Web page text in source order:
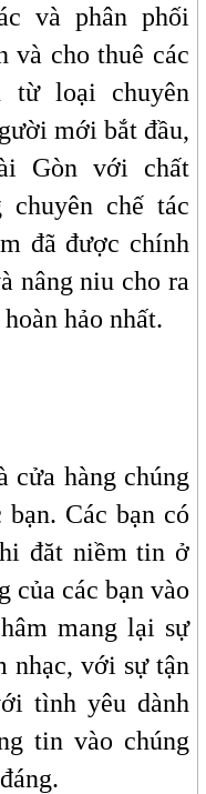
và phân phối
và cho thuê các
từ loại chuyên
mới bắt đầu,
Gòn với chất
chế tác
đã được chính
nâng niu cho ra
hảo nhất.
cửa hàng chúng
Các bạn có
đăt niềm tin ở
của các bạn vào
mang lại sự
nhạc, với sự tận
tình yêu dành
tin vào chúng